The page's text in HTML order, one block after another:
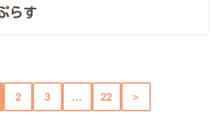
らす
2 3 … 22 ＞